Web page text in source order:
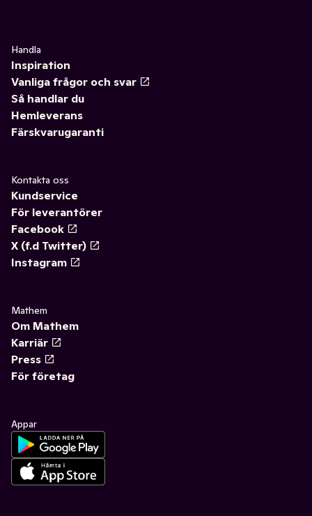
Handla
Inspiration
Vanliga frågor och svar
Så handlar du
Hemleverans
Färskvarugaranti
Kontakta oss
Kundservice
För leverantörer
Facebook
X (f.d Twitter)
Instagram
Mathem
Om Mathem
Karriär
Press
För företag
Appar